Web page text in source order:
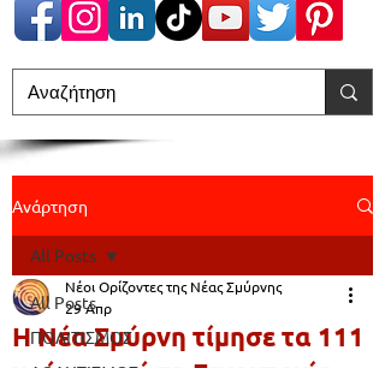
Ανάρτηση
All Posts
ΠΟΛΙΤΙΣΜΟΣ
All Posts
Η Νέα Σμύρνη τίμησε τα 111
Νέοι Ορίζοντες της Νέας Σμύρνης
29 Απρ